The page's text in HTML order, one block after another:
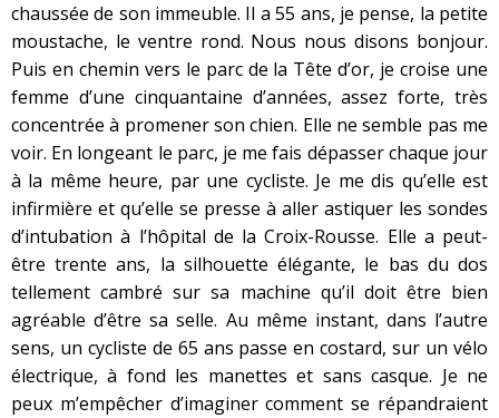
chaussée de son immeuble. Il a 55 ans, je pense, la petite
moustache, le ventre rond. Nous nous disons bonjour.
Puis en chemin vers le parc de la Tête d’or, je croise une
femme d’une cinquantaine d’années, assez forte, très
concentrée à promener son chien. Elle ne semble pas me
voir. En longeant le parc, je me fais dépasser chaque jour
à la même heure, par une cycliste. Je me dis qu’elle est
infirmière et qu’elle se presse à aller astiquer les sondes
d’intubation à l’hôpital de la Croix-Rousse. Elle a peut-
être trente ans, la silhouette élégante, le bas du dos
tellement cambré sur sa machine qu’il doit être bien
agréable d’être sa selle. Au même instant, dans l’autre
sens, un cycliste de 65 ans passe en costard, sur un vélo
électrique, à fond les manettes et sans casque. Je ne
peux m’empêcher d’imaginer comment se répandraient